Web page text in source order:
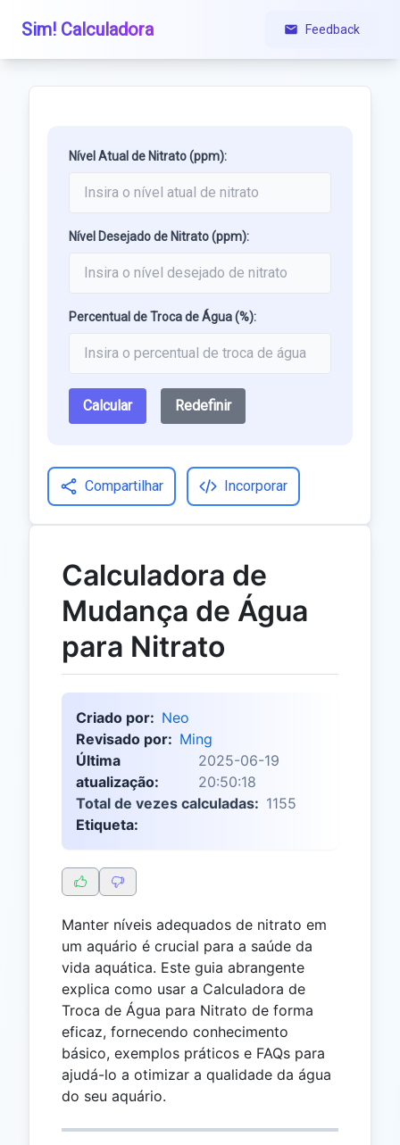
Sim! Calculadora Feedback
Nível Atual de Nitrato (ppm):
Nível Desejado de Nitrato (ppm):
Percentual de Troca de Água (%):
Calcular Redefinir
Compartilhar Incorporar
Calculadora de
Mudança de Água
para Nitrato
Criado por: Neo
Revisado por: Ming
Última
atualização:
2025-06-19
20:50:18
Total de vezes calculadas: 1155
Etiqueta:
Manter níveis adequados de nitrato em
um aquário é crucial para a saúde da
vida aquática. Este guia abrangente
explica como usar a Calculadora de
Troca de Água para Nitrato de forma
eficaz, fornecendo conhecimento
básico, exemplos práticos e FAQs para
ajudá-lo a otimizar a qualidade da água
do seu aquário.